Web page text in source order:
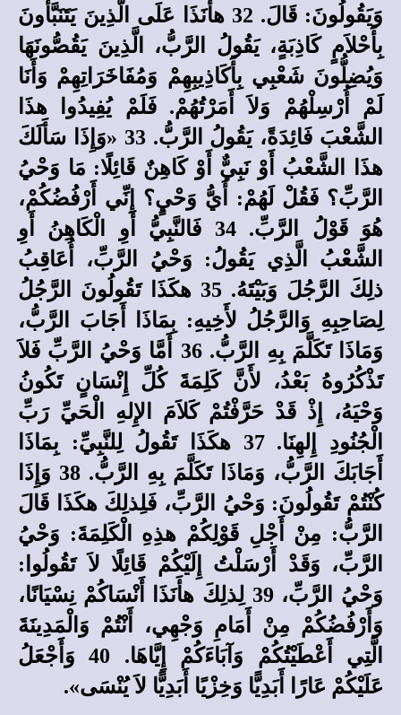
وَيَقُولُونَ: قَالَ. 32 هأَنَذَا عَلَى الَّذِينَ يَتَنَبَّأُونَ
بِأَحْلاَمٍ كَاذِبَةٍ، يَقُولُ الرَّبُّ، الَّذِينَ يَقُصُّونَهَا
وَيُضِلُّونَ شَعْبِي بِأَكَاذِيبِهِمْ وَمُفَاخَرَاتِهِمْ وَأَنَا
لَمْ أُرْسِلْهُمْ وَلاَ أَمَرْتُهُمْ. فَلَمْ يُفِيدُوا هذَا
الشَّعْبَ فَائِدَةً، يَقُولُ الرَّبُّ. 33 «وَإِذَا سَأَلَكَ
هذَا الشَّعْبُ أَوْ نَبِيٌّ أَوْ كَاهِنٌ قَائِلًا: مَا وَحْيُ
الرَّبِّ؟ فَقُلْ لَهُمْ: أَيُّ وَحْيٍ؟ إِنِّي أَرْفُضُكُمْ،
هُوَ قَوْلُ الرَّبِّ. 34 فَالنَّبِيُّ أَوِ الْكَاهِنُ أَوِ
الشَّعْبُ الَّذِي يَقُولُ: وَحْيُ الرَّبِّ، أُعَاقِبُ
ذلِكَ الرَّجُلَ وَبَيْتَهُ. 35 هكَذَا تَقُولُونَ الرَّجُلُ
لِصَاحِبِهِ وَالرَّجُلُ لأَخِيهِ: بِمَاذَا أَجَابَ الرَّبُّ،
وَمَاذَا تَكَلَّمَ بِهِ الرَّبُّ. 36 أَمَّا وَحْيُ الرَّبِّ فَلاَ
تَذْكُرُوهُ بَعْدُ، لأَنَّ كَلِمَةَ كُلِّ إِنْسَانٍ تَكُونُ
وَحْيَهُ، إِذْ قَدْ حَرَّفْتُمْ كَلاَمَ الإِلهِ الْحَيِّ رَبِّ
الْجُنُودِ إِلهِنَا. 37 هكَذَا تَقُولُ لِلنَّبِيِّ: بِمَاذَا
أَجَابَكَ الرَّبُّ، وَمَاذَا تَكَلَّمَ بِهِ الرَّبُّ. 38 وَإِذَا
كُنْتُمْ تَقُولُونَ: وَحْيُ الرَّبِّ، فَلِذلِكَ هكَذَا قَالَ
الرَّبُّ: مِنْ أَجْلِ قَوْلِكُمْ هذِهِ الْكَلِمَةَ: وَحْيُ
الرَّبِّ، وَقَدْ أَرْسَلْتُ إِلَيْكُمْ قَائِلًا لاَ تَقُولُوا:
وَحْيُ الرَّبِّ، 39 لِذلِكَ هأَنَذَا أَنْسَاكُمْ نِسْيَانًا،
وَأَرْفُضُكُمْ مِنْ أَمَامِ وَجْهِي، أَنْتُمْ وَالْمَدِينَةَ
الَّتِي أَعْطَيْتُكُمْ وَآبَاءَكُمْ إِيَّاهَا. 40 وَأَجْعَلُ
عَلَيْكُمْ عَارًا أَبَدِيًّا وَخِزْيًا أَبَدِيًّا لاَ يُنْسَى».